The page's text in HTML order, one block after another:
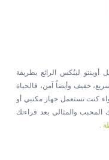
لينُكس الرائع بطريقة
خفيف وأيضاً آمن، فالحياة
كنت تستعمل جهاز مكتبي أو
والمثالي بعد قراءتك
.